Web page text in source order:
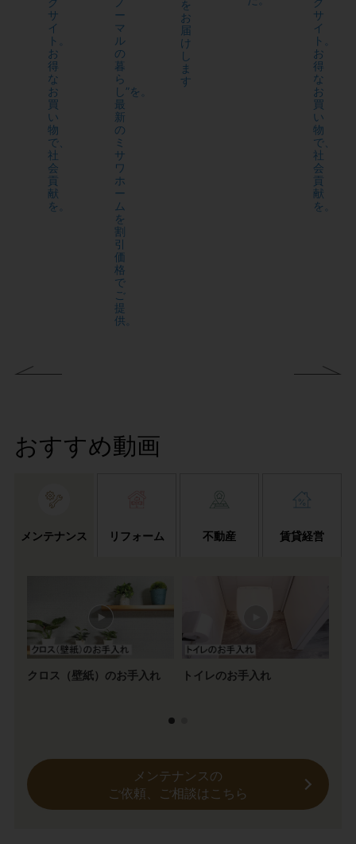
サ
イ
ト。
お
得
な
お
買
い
物
で、
社
会
貢
献
を。
ー
マ
ル
の
暮
ら
し”を。
最
新
の
ミ
サ
ワ
ホ
ー
ム
を
割
引
価
格
で
ご
提
供。
を
お
届
け
し
ま
す
サ
イ
ト。
お
得
な
お
買
い
物
で、
社
会
貢
献
を。
おすすめ動画
メンテナンス リフォーム 不動産 賃貸経営
クロス（壁紙）のお手入れ トイレのお手入れ
メンテナンスの
ご依頼、ご相談はこちら